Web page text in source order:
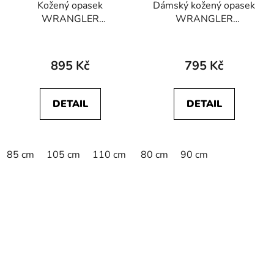
Kožený opasek
WRANGLER
Black
895 Kč
DETAIL
85 cm 105 cm 110 cm 115 cm
Dámský kožený opasek
WRANGLER
795 Kč
DETAIL
80 cm 90 cm